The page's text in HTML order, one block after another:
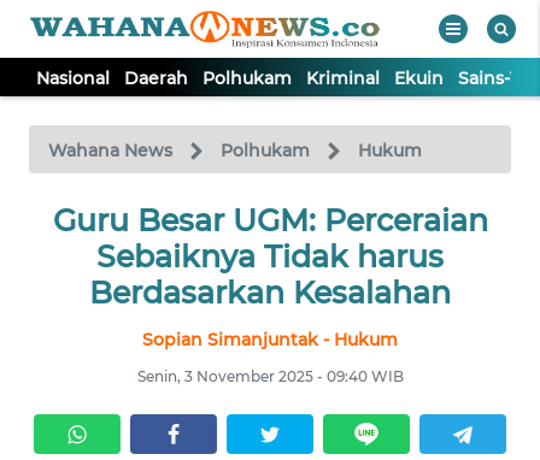
Nasional Daerah Polhukam Kriminal Ekuin Sains-
Wahana News Polhukam Hukum
Guru Besar UGM: Perceraian
Sebaiknya Tidak harus
Berdasarkan Kesalahan
Sopian Simanjuntak - Hukum
Senin, 3 November 2025 - 09:40 WIB
TV
Tutup
NASIONAL
DAERAH
KRIMINAL